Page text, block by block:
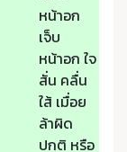
หน้าอก
เจ็บ
หน้าอก ใจ
สั่น คลื่น
ใส้ เมื่อย
ล้าผิด
ปกติ หรือ